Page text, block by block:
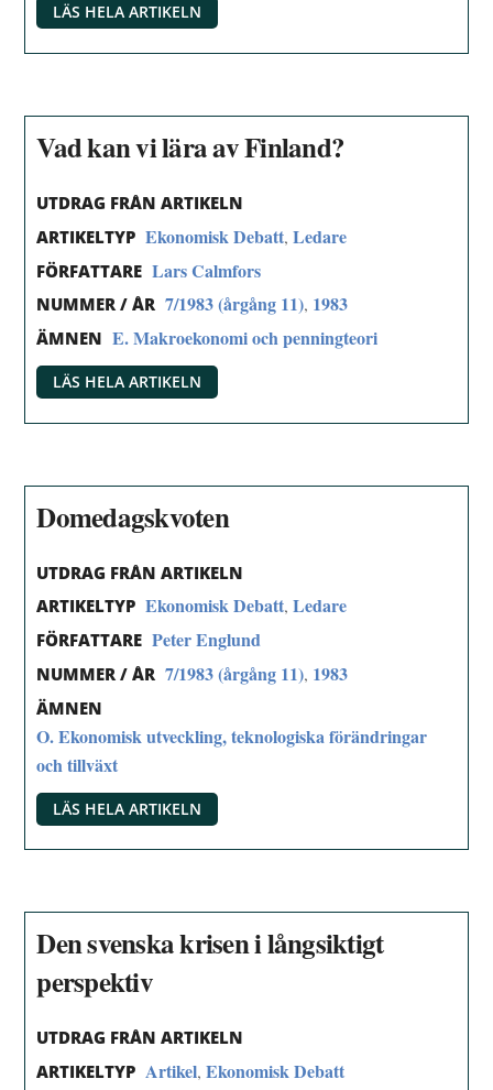
LÄS HELA ARTIKELN
Vad kan vi lära av Finland?
UTDRAG FRÅN ARTIKELN
ARTIKELTYP Ekonomisk Debatt,Ledare
FÖRFATTARE Lars Calmfors
NUMMER / ÅR 7/1983 (årgång 11), 1983
ÄMNEN E. Makroekonomi och penningteori
LÄS HELA ARTIKELN
Domedagskvoten
UTDRAG FRÅN ARTIKELN
ARTIKELTYP Ekonomisk Debatt,Ledare
FÖRFATTARE Peter Englund
NUMMER / ÅR 7/1983 (årgång 11), 1983
ÄMNEN
O. Ekonomisk utveckling, teknologiska förändringar
och tillväxt
LÄS HELA ARTIKELN
Den svenska krisen i långsiktigt
perspektiv
UTDRAG FRÅN ARTIKELN
ARTIKELTYP Artikel,Ekonomisk Debatt